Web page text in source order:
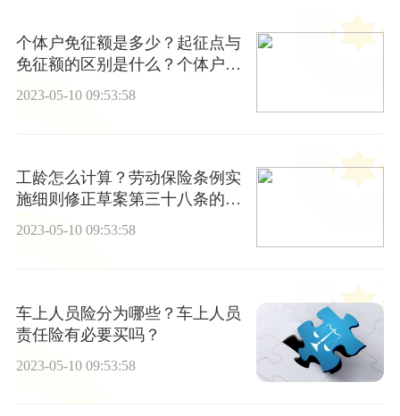
个体户免征额是多少？起征点与
免征额的区别是什么？个体户起
征点是多少？
2023-05-10 09:53:58
工龄怎么计算？劳动保险条例实
施细则修正草案第三十八条的内
容有什么？
2023-05-10 09:53:58
车上人员险分为哪些？车上人员
责任险有必要买吗？
2023-05-10 09:53:58